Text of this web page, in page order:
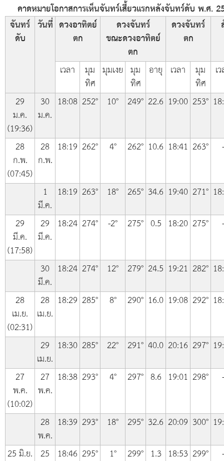
คาดหมายโอกาสการเห็นจันทร์เสี้ยวแรกหลังจันทร์ดับ พ.ศ.
จันทร์
ดับ
วันที่ ดวงอาทิตย์
ตก
ดวงจันทร์
ขณะดวงอาทิตย์
ตก
ดวงจันทร์
ตก
เวลา มุม
ทิศ
มุมเงย มุม
ทิศ
อายุ เวลา มุม
ทิศ
เ
29
ม.ค.
(19:36)
30
ม.ค.
18:08 252° 10° 249° 22.6 19:00 253°
28
ก.พ.
(07:45)
28
ก.พ.
18:19 262° 4° 262° 10.6 18:41 263° -
1
มี.ค.
18:19 263° 18° 265° 34.6 19:40 271°
29
มี.ค.
(17:58)
29
มี.ค.
18:24 274° -2° 275° 0.5 18:20 275° -
30
มี.ค.
18:24 274° 12° 279° 24.5 19:21 282°
28
เม.ย.
(02:31)
28
เม.ย.
18:29 285° 8° 290° 16.0 19:08 292°
29
เม.ย.
18:30 285° 22° 291° 40.0 20:16 297°
27
พ.ค.
(10:02)
27
พ.ค.
18:38 293° 4° 297° 8.6 19:01 298° -
28
พ.ค.
18:39 293° 18° 295° 32.6 20:09 300°
25 มิ.ย. 25 18:46 295° 1° 299° 1.3 18:53 299°
-